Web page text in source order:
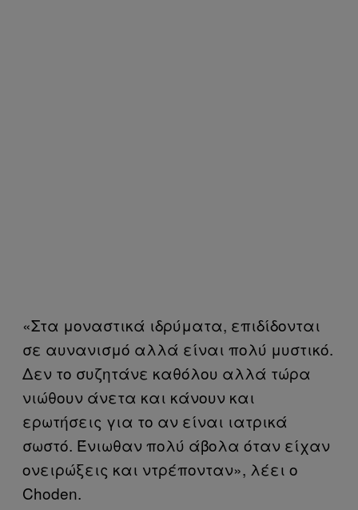
«Στα μοναστικά ιδρύματα, επιδίδονται
σε αυνανισμό αλλά είναι πολύ μυστικό.
Δεν το συζητάνε καθόλου αλλά τώρα
νιώθουν άνετα και κάνουν και
ερωτήσεις για το αν είναι ιατρικά
σωστό. Ένιωθαν πολύ άβολα όταν είχαν
ονειρώξεις και ντρέπονταν», λέει ο
Choden.